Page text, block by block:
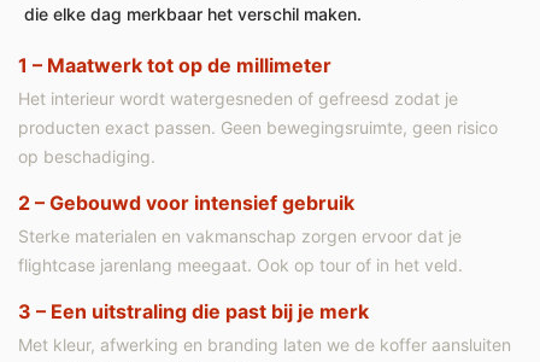
die elke dag merkbaar het verschil maken.
1 – Maatwerk tot op de millimeter
Het interieur wordt watergesneden of gefreesd zodat je
producten exact passen. Geen bewegingsruimte, geen risico
op beschadiging.
2 – Gebouwd voor intensief gebruik
Sterke materialen en vakmanschap zorgen ervoor dat je
flightcase jarenlang meegaat. Ook op tour of in het veld.
3 – Een uitstraling die past bij je merk
Met kleur, afwerking en branding laten we de koffer aansluiten